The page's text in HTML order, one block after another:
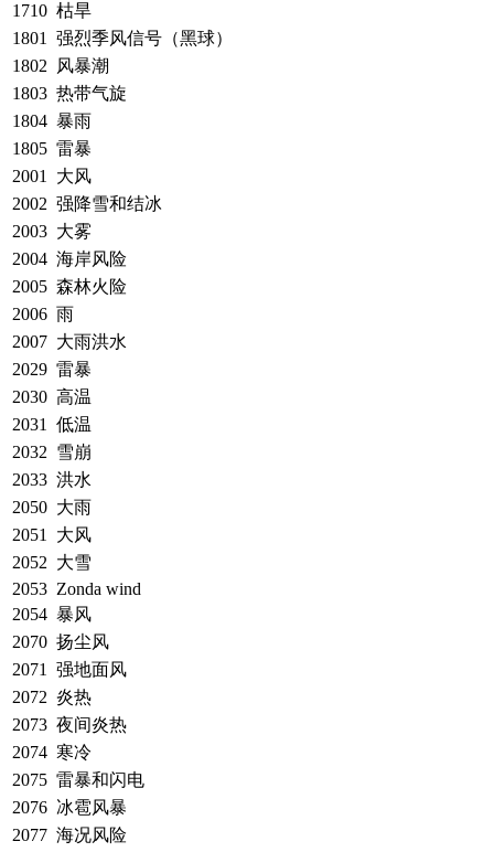
1710 枯旱
1801
强烈季风信号（黑球）
1802
风暴潮
1803 热带气旋
1804 暴雨
1805 雷暴
2001
大风
2002 强降雪和结冰
2003 大雾
2004 海岸风险
2005 森林火险
2006 雨
2007 大雨洪水
2029 雷暴
2030 高温
2031
低温
2032 雪崩
2033 洪水
2050 大雨
2051
大风
2052 大雪
2053 Zonda wind
2054 暴风
2070 扬尘风
2071
强地面风
2072 炎热
2073 夜间炎热
2074 寒冷
2075 雷暴和闪电
2076 冰雹风暴
2077 海况风险